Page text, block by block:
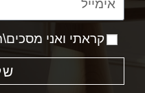
קראתי ואני